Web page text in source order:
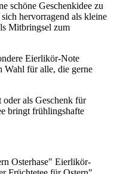
schöne Geschenkidee zu
hervorragend als kleine
Mitbringsel zum
Eierlikör-Note
Wahl für alle, die gerne
oder als Geschenk für
bringt frühlingshafte
Osterhase" Eierlikör-